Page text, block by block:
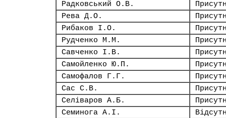
Радковський О.В.
Рева Д.О.
Рибаков І.О.
Рудченко М.М.
Савченко І.В.
Самойленко Ю.П.
Самофалов Г.Г.
Сас С.В.
Селіваров А.Б.
Семинога А.І.